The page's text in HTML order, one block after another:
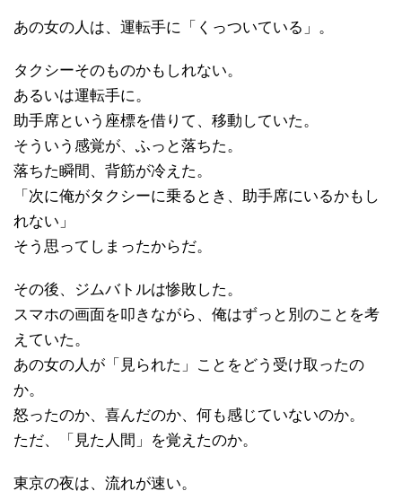
あの女の人は、運転手に「くっついている」。
タクシーそのものかもしれない。
あるいは運転手に。
助手席という座標を借りて、移動していた。
そういう感覚が、ふっと落ちた。
落ちた瞬間、背筋が冷えた。
「次に俺がタクシーに乗るとき、助手席にいるかもし
れない」
そう思ってしまったからだ。
その後、ジムバトルは惨敗した。
スマホの画面を叩きながら、俺はずっと別のことを考
えていた。
あの女の人が「見られた」ことをどう受け取ったの
か。
怒ったのか、喜んだのか、何も感じていないのか。
ただ、「見た人間」を覚えたのか。
東京の夜は、流れが速い。